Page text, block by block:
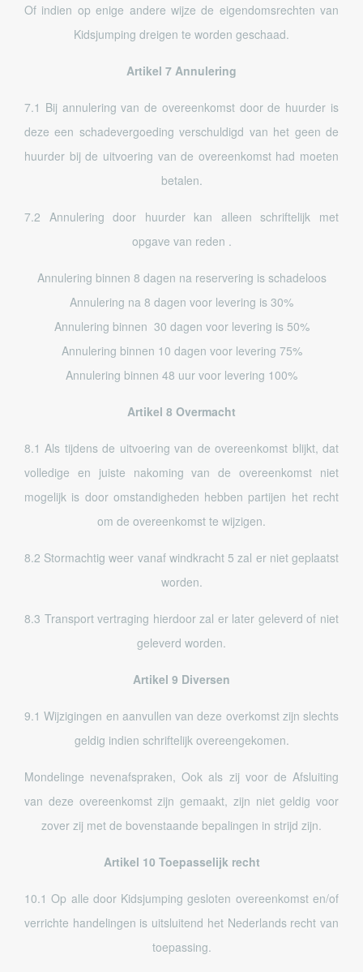
Of indien op enige andere wijze de eigendomsrechten van
Kidsjumping dreigen te worden geschaad.
Artikel 7 Annulering
7.1 Bij annulering van de overeenkomst door de huurder is
deze een schadevergoeding verschuldigd van het geen de
huurder bij de uitvoering van de overeenkomst had moeten
betalen.
7.2 Annulering door huurder kan alleen schriftelijk met
opgave van reden .
Annulering binnen 8 dagen na reservering is schadeloos
Annulering na 8 dagen voor levering is 30%
Annulering binnen 30 dagen voor levering is 50%
Annulering binnen 10 dagen voor levering 75%
Annulering binnen 48 uur voor levering 100%
Artikel 8 Overmacht
8.1 Als tijdens de uitvoering van de overeenkomst blijkt, dat
volledige en juiste nakoming van de overeenkomst niet
mogelijk is door omstandigheden hebben partijen het recht
om de overeenkomst te wijzigen.
8.2 Stormachtig weer vanaf windkracht 5 zal er niet geplaatst
worden.
8.3 Transport vertraging hierdoor zal er later geleverd of niet
geleverd worden.
Artikel 9 Diversen
9.1 Wijzigingen en aanvullen van deze overkomst zijn slechts
geldig indien schriftelijk overeengekomen.
Mondelinge nevenafspraken, Ook als zij voor de Afsluiting
van deze overeenkomst zijn gemaakt, zijn niet geldig voor
zover zij met de bovenstaande bepalingen in strijd zijn.
Artikel 10 Toepasselijk recht
10.1 Op alle door Kidsjumping gesloten overeenkomst en/of
verrichte handelingen is uitsluitend het Nederlands recht van
toepassing.